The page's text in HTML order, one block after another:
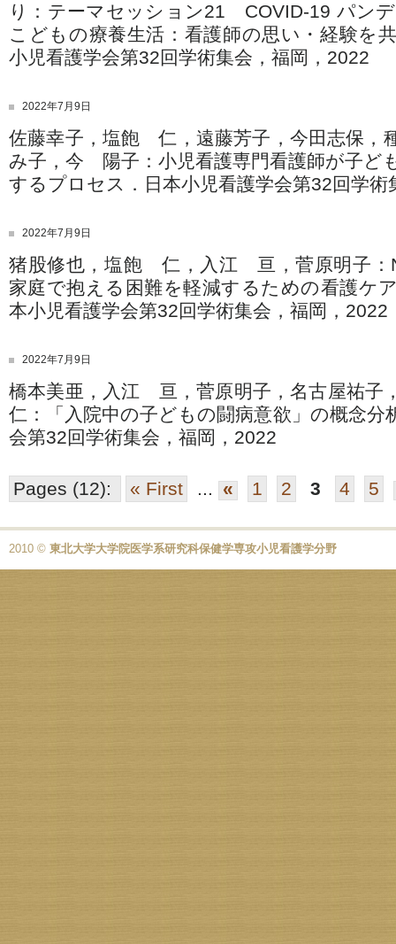
り：テーマセッション21 COVID-19 パン
こどもの療養生活：看護師の思い・経験を
小児看護学会第32回学術集会，福岡，2022
2022年7月9日
佐藤幸子，塩飽 仁，遠藤芳子，今田志保，
み子，今 陽子：小児看護専門看護師が子ど
するプロセス．日本小児看護学会第32回学術
2022年7月9日
猪股修也，塩飽 仁，入江 亘，菅原明子：
家庭で抱える困難を軽減するための看護ケ
本小児看護学会第32回学術集会，福岡，2022
2022年7月9日
橋本美亜，入江 亘，菅原明子，名古屋祐
仁：「入院中の子どもの闘病意欲」の概念分
会第32回学術集会，福岡，2022
Pages (12): « First ... « 1 2 3 4 5
2010 © 東北大学大学院医学系研究科保健学専攻小児看護学分野